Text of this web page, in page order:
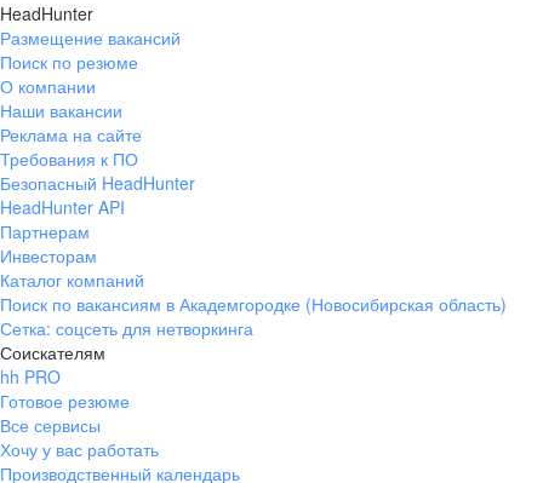
HeadHunter
Размещение вакансий
Поиск по резюме
О компании
Наши вакансии
Реклама на сайте
Требования к ПО
Безопасный HeadHunter
HeadHunter API
Партнерам
Инвесторам
Каталог компаний
Поиск по вакансиям в Академгородке (Новосибирская область)
Сетка: соцсеть для нетворкинга
Соискателям
hh PRO
Готовое резюме
Все сервисы
Хочу у вас работать
Производственный календарь